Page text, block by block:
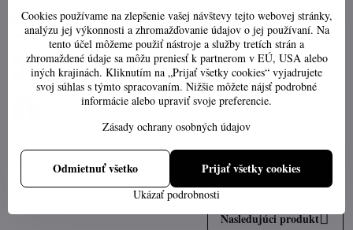
obchod​@ttech​.sk
Výber správnej veľkosti
Stav objednávky
Nasledujúci produkt
Cookies používame na zlepšenie vašej návštevy tejto webovej stránky,
analýzu jej výkonnosti a zhromažďovanie údajov o jej používaní. Na
tento účel môžeme použiť nástroje a služby tretích strán a
zhromaždené údaje sa môžu preniesť k partnerom v EÚ, USA alebo
iných krajinách. Kliknutím na „Prijať všetky cookies“ vyjadrujete
svoj súhlas s týmto spracovaním. Nižšie môžete nájsť podrobné
informácie alebo upraviť svoje preferencie.
Zásady ochrany osobných údajov
Ukázať podrobnosti
Prijať všetky cookies
Odmietnuť všetko